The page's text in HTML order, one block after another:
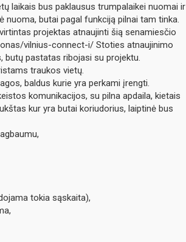
laikais bus paklausus trumpalaikei nuomai ir
nuoma, butai pagal funkciją pilnai tam tinka.
projektas atnaujinti šią senamiesčio
vilnius-connect-i/ Stoties atnaujinimo
butų pastatas ribojasi su projektu.
traukos vietų.
baldus kurie yra perkami įrengti.
komunikacijos, su pilna apdaila, kietais
kur yra butai koriudorius, laiptinė bus
tokia sąskaita),